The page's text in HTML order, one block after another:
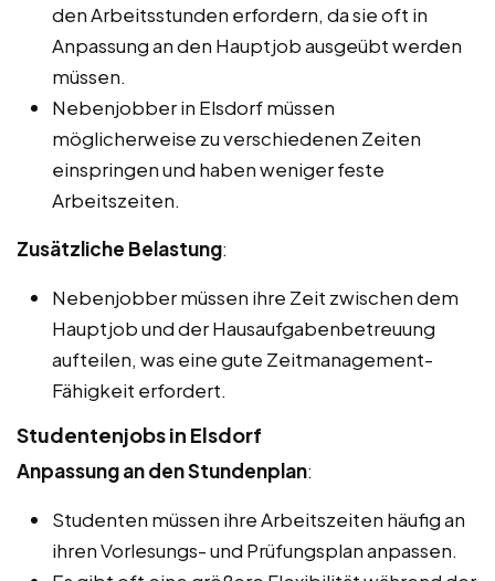
den Arbeitsstunden erfordern, da sie oft in
Anpassung an den Hauptjob ausgeübt werden
müssen.
Nebenjobber in Elsdorf müssen
möglicherweise zu verschiedenen Zeiten
einspringen und haben weniger feste
Arbeitszeiten.
Zusätzliche Belastung:
Nebenjobber müssen ihre Zeit zwischen dem
Hauptjob und der Hausaufgabenbetreuung
aufteilen, was eine gute Zeitmanagement-
Fähigkeit erfordert.
Studentenjobs in Elsdorf
Anpassung an den Stundenplan:
Studenten müssen ihre Arbeitszeiten häufig an
ihren Vorlesungs- und Prüfungsplan anpassen.